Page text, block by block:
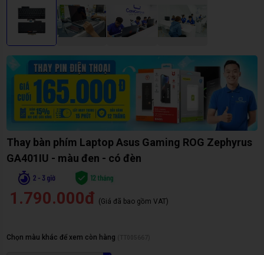
Thay bàn phím Laptop Asus Gaming ROG Zephyrus
GA401IU - màu đen - có đèn
1.790.000đ (Giá đã bao gồm VAT)
Chọn màu khác để xem còn hàng